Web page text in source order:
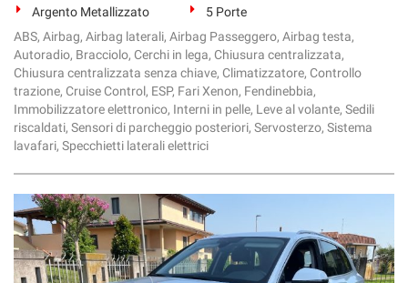
Argento Metallizzato
5 Porte
ABS, Airbag, Airbag laterali, Airbag Passeggero, Airbag testa,
Autoradio, Bracciolo, Cerchi in lega, Chiusura centralizzata,
Chiusura centralizzata senza chiave, Climatizzatore, Controllo
trazione, Cruise Control, ESP, Fari Xenon, Fendinebbia,
Immobilizzatore elettronico, Interni in pelle, Leve al volante, Sedili
riscaldati, Sensori di parcheggio posteriori, Servosterzo, Sistema
lavafari, Specchietti laterali elettrici